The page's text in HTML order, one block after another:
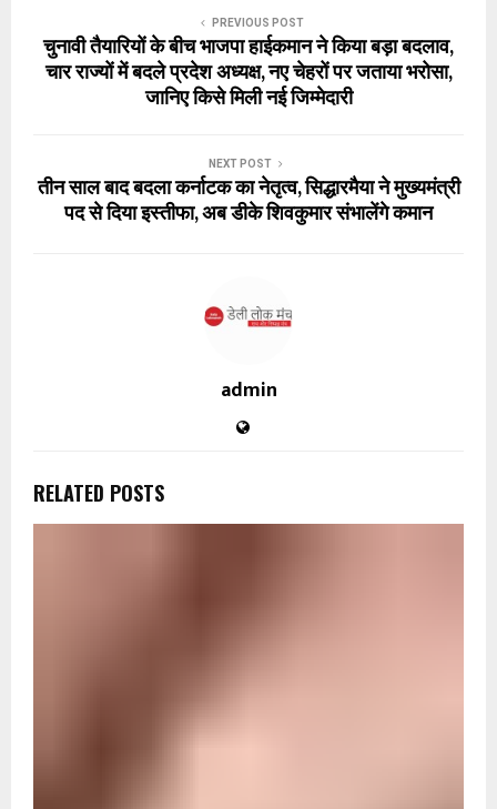
PREVIOUS POST
चुनावी तैयारियों के बीच भाजपा हाईकमान ने किया बड़ा बदलाव,
चार राज्यों में बदले प्रदेश अध्यक्ष, नए चेहरों पर जताया भरोसा,
जानिए किसे मिली नई जिम्मेदारी
NEXT POST
तीन साल बाद बदला कर्नाटक का नेतृत्व, सिद्धारमैया ने मुख्यमंत्री
पद से दिया इस्तीफा, अब डीके शिवकुमार संभालेंगे कमान
admin
RELATED POSTS